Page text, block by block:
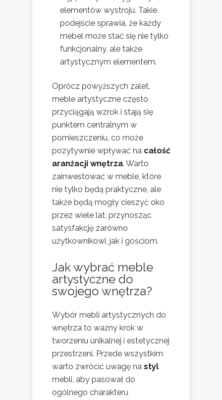
elementów wystroju. Takie
podejście sprawia, że każdy
mebel może stać się nie tylko
funkcjonalny, ale także
artystycznym elementem.
Oprócz powyższych zalet,
meble artystyczne często
przyciągają wzrok i stają się
punktem centralnym w
pomieszczeniu, co może
pozytywnie wpływać na całość
aranżacji wnętrza. Warto
zainwestować w meble, które
nie tylko będą praktyczne, ale
także będą mogły cieszyć oko
przez wiele lat, przynosząc
satysfakcję zarówno
użytkownikowi, jak i gościom.
Jak wybrać meble
artystyczne do
swojego wnętrza?
Wybór mebli artystycznych do
wnętrza to ważny krok w
tworzeniu unikalnej i estetycznej
przestrzeni. Przede wszystkim
warto zwrócić uwagę na styl
mebli, aby pasował do
ogólnego charakteru